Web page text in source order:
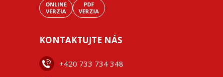
ONLINE
VERZIA
PDF
VERZIA
KONTAKTUJTE NÁS
+420 733 734 348